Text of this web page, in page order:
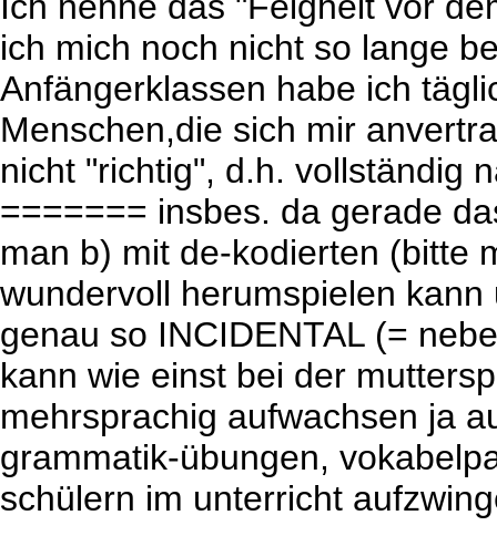
ich mich noch nicht so lange
Anfängerklassen habe ich
Menschen,die sich mir
nicht "richtig", d.h. vollständig
======= insbes. da gerade
man b) mit de-kodierten (bitte
wundervoll herumspielen
genau so INCIDENTAL (=
kann wie einst bei der
mehrsprachig aufwachsen ja
grammatik-übungen,
schülern im unterricht